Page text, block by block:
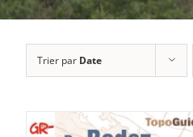
Trier par Date